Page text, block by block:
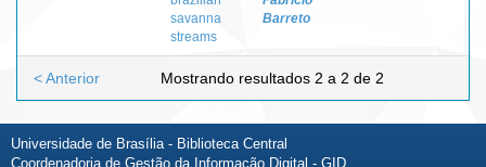
savanna
streams
Barreto
Mostrando resultados 2 a 2 de 2
< Anterior
Universidade de Brasília - Biblioteca Central
Coordenadoria de Gestão da Informação Digital - GID